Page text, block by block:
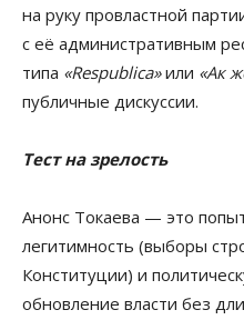
на руку провластной
с её административным
типа «Respublica»или «Ак
публичные дискуссии.
Тест на зрелость
Анонс Токаева — это
легитимность (выборы
Конституции) и
обновление власти без